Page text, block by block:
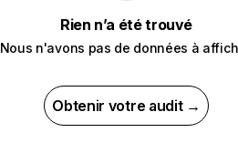
Rien n’a été trouvé
Nous n'avons pas de données à
Obtenir votre audit →